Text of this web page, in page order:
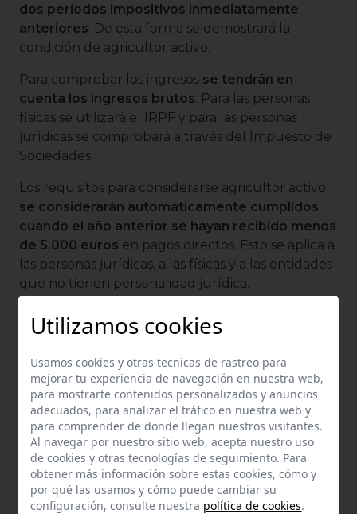
dos períodos impositivos inmediatamente
anteriores. De esta forma se demostrará la
condición de agricultor activo.
Para comprobar los ingresos se tendrán en
cuenta los ingresos brutos. Para las personas
físicas se utilizará el IRPF y para las personas
jurídicas se comprobará a través del Impuesto de
Sociedades.
Los requisitos para considerarse agricultor activo
se considerarán automáticamente cumplidos
cuando el año anterior se hayan recibido menos
de 5.000 euros en pagos directos. Esto se aplica a
las personas jurídicas, a las físicas y a las entidades
que no tienen personalidad jurídica.
Además, para tener la condición de agricultor
activo tambiénhabrá que acreditar que se es
encuentre en España. También debe ejercer una
actividad agraria, directa o indirectamente, pero
siempre bajo su control efectivo, asumiendo el
riesgo empresarial de la actividad agraria
desarrollada.
SITUACIONES ESPECIALES
Utilizamos cookies
Usamos cookies y otras tecnicas de rastreo para
mejorar tu experiencia de navegación en nuestra web,
para mostrarte contenidos personalizados y anuncios
adecuados, para analizar el tráfico en nuestra web y
para comprender de donde llegan nuestros visitantes.
Al navegar por nuestro sitio web, acepta nuestro uso
de cookies y otras tecnologías de seguimiento. Para
obtener más información sobre estas cookies, cómo y
por qué las usamos y cómo puede cambiar su
configuración, consulte nuestra política de cookies.